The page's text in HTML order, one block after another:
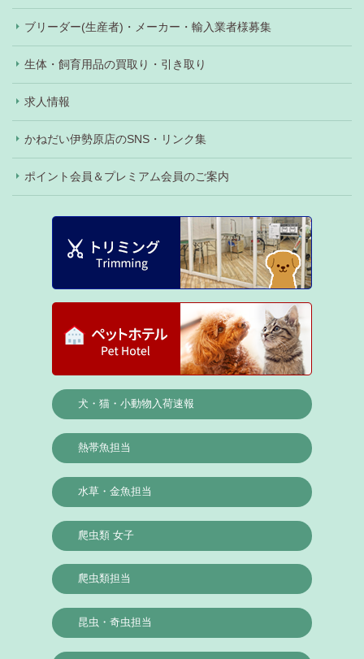
ブリーダー(生産者)・メーカー・輸入業者様募集
生体・飼育用品の買取り・引き取り
求人情報
かねだい伊勢原店のSNS・リンク集
ポイント会員＆プレミアム会員のご案内
犬・猫・小動物入荷速報
熱帯魚担当
水草・金魚担当
爬虫類 女子
爬虫類担当
昆虫・奇虫担当